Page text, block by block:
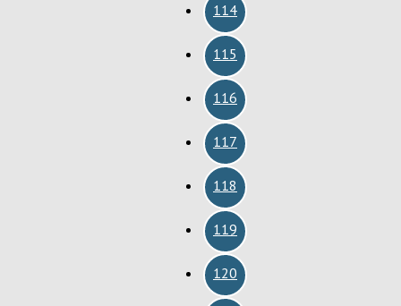
114
115
116
117
118
119
120